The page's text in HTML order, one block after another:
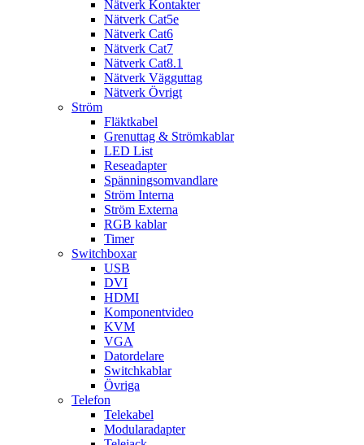
Nätverk Kontakter
Nätverk Cat5e
Nätverk Cat6
Nätverk Cat7
Nätverk Cat8.1
Nätverk Vägguttag
Nätverk Övrigt
Ström
Fläktkabel
Grenuttag & Strömkablar
LED List
Reseadapter
Spänningsomvandlare
Ström Interna
Ström Externa
RGB kablar
Timer
Switchboxar
USB
DVI
HDMI
Komponentvideo
KVM
VGA
Datordelare
Switchkablar
Övriga
Telefon
Telekabel
Modularadapter